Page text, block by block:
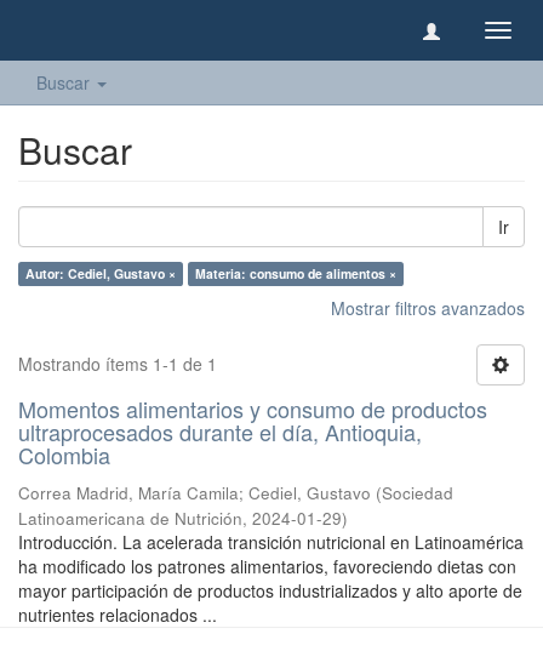
Buscar
Buscar
Ir
Autor: Cediel, Gustavo × Materia: consumo de alimentos ×
Mostrar filtros avanzados
Mostrando ítems 1-1 de 1
Momentos alimentarios y consumo de productos
ultraprocesados durante el día, Antioquia,
Colombia
Correa Madrid, María Camila; Cediel, Gustavo (Sociedad
Latinoamericana de Nutrición, 2024-01-29)
Introducción. La acelerada transición nutricional en Latinoamérica
ha modificado los patrones alimentarios, favoreciendo dietas con
mayor participación de productos industrializados y alto aporte de
nutrientes relacionados ...